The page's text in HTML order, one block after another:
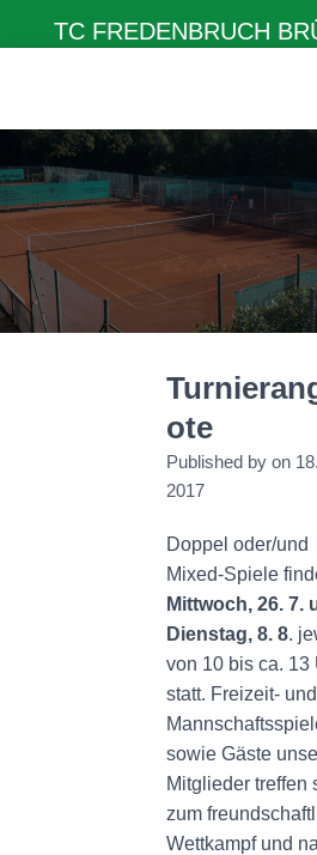
TC FREDENBRUCH
ote
Published by on
2017
Doppel oder/und
Mixed-Spiele
Mittwoch, 26. 7.
Dienstag, 8. 8.
von 10 bis ca. 13
statt. Freizeit- und
sowie Gäste
Mitglieder treffen
zum
Wettkampf und